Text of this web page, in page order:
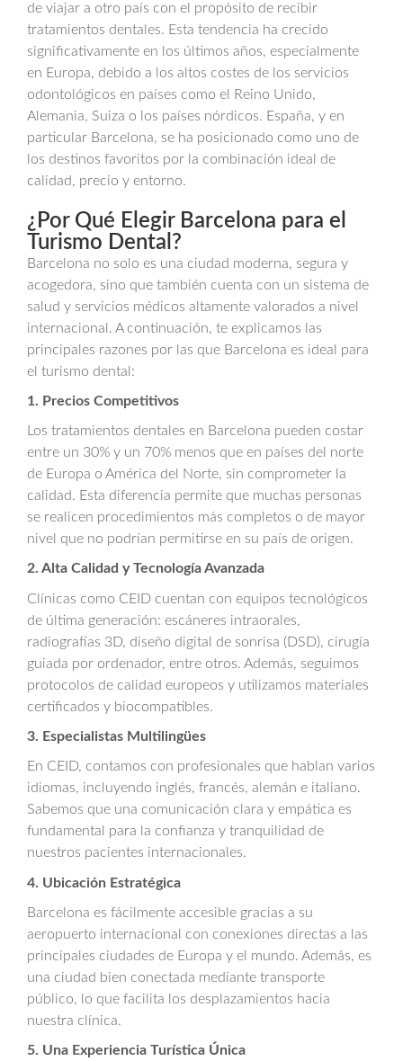
de viajar a otro país con el propósito de recibir
tratamientos dentales. Esta tendencia ha crecido
significativamente en los últimos años, especialmente
en Europa, debido a los altos costes de los servicios
odontológicos en países como el Reino Unido,
Alemania, Suiza o los países nórdicos. España, y en
particular Barcelona, se ha posicionado como uno de
los destinos favoritos por la combinación ideal de
calidad, precio y entorno.
¿Por Qué Elegir Barcelona para el
Turismo Dental?
Barcelona no solo es una ciudad moderna, segura y
acogedora, sino que también cuenta con un sistema de
salud y servicios médicos altamente valorados a nivel
internacional. A continuación, te explicamos las
principales razones por las que Barcelona es ideal para
el turismo dental:
1. Precios Competitivos
Los tratamientos dentales en Barcelona pueden costar
entre un 30% y un 70% menos que en países del norte
de Europa o América del Norte, sin comprometer la
calidad. Esta diferencia permite que muchas personas
se realicen procedimientos más completos o de mayor
nivel que no podrían permitirse en su país de origen.
2. Alta Calidad y Tecnología Avanzada
Clínicas como CEID cuentan con equipos tecnológicos
de última generación: escáneres intraorales,
radiografías 3D, diseño digital de sonrisa (DSD), cirugía
guiada por ordenador, entre otros. Además, seguimos
protocolos de calidad europeos y utilizamos materiales
certificados y biocompatibles.
3. Especialistas Multilingües
En CEID, contamos con profesionales que hablan varios
idiomas, incluyendo inglés, francés, alemán e italiano.
Sabemos que una comunicación clara y empática es
fundamental para la confianza y tranquilidad de
nuestros pacientes internacionales.
4. Ubicación Estratégica
Barcelona es fácilmente accesible gracias a su
aeropuerto internacional con conexiones directas a las
principales ciudades de Europa y el mundo. Además, es
una ciudad bien conectada mediante transporte
público, lo que facilita los desplazamientos hacia
nuestra clínica.
5. Una Experiencia Turística Única